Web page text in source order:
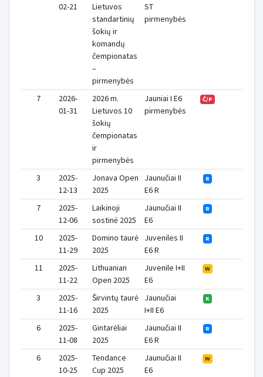
02-21
Lietuvos
standartinių
šokių ir
komandų
čempionatas
–
pirmenybės
ST
pirmenybės
7
2026-
01-31
2026 m.
Lietuvos 10
šokių
čempionatas
ir
pirmenybės
Jauniai I E6
pirmenybės
Č/P
3
2025-
12-13
Jonava Open
2025
Jaunučiai II
E6 R
R
7
2025-
12-06
Laikinoji
sostinė 2025
Jaunučiai II
E6
R
10
2025-
11-29
Domino taurė
2025
Juveniles II
E6 R
R
11
2025-
11-22
Lithuanian
Open 2025
Juvenile I+II
E6
W
3
2025-
11-16
Širvintų taurė
2025
Jaunučiai
I+II E6
K
6
2025-
11-08
Gintarėliai
2025
Jaunučiai II
E6 R
R
6
2025-
10-25
Tendance
Cup 2025
Jaunučiai II
E6
W